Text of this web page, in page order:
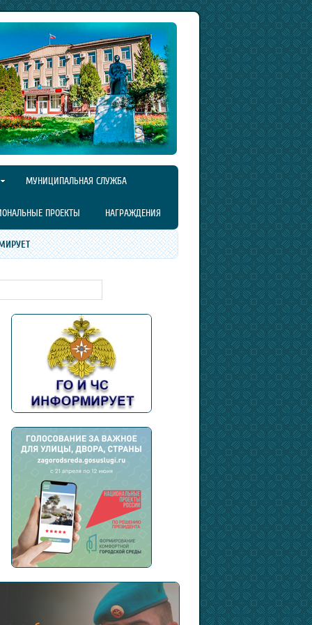
МУНИЦИПАЛЬНАЯ СЛУЖБА
ПРОЕКТЫ НАГРАЖДЕНИЯ